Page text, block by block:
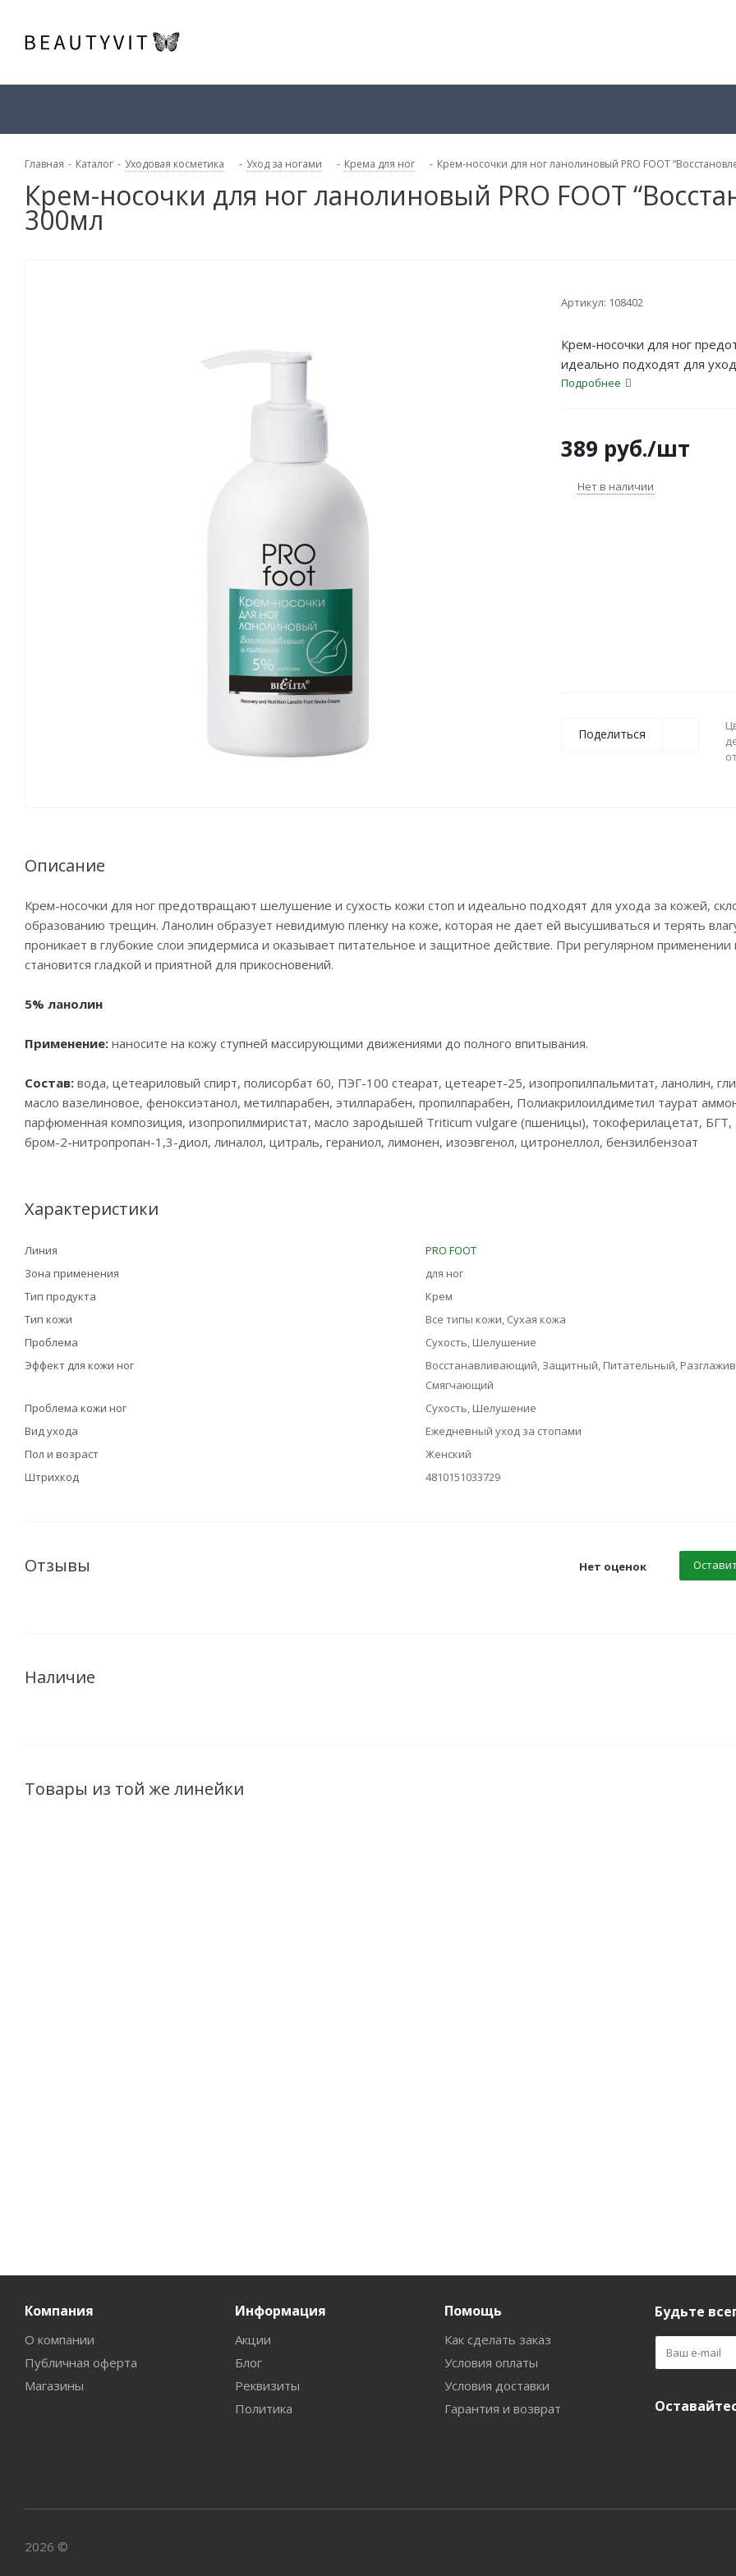
Главная - Каталог - Уходовая косметика - Уход за ногами - Крема для ног - Крем-носочки для ног ланолиновый PRO FOOT
Крем-носочки для ног ланолиновый PRO FOOT
300мл
Артикул: 108402
Крем-носочки для ног
идеально подходят для
Подробнее
389 руб./шт
Нет в наличии
Поделиться
Описание
Крем-носочки для ног предотвращают шелушение и сухость кожи стоп и идеально подходят для ухода за кожей,
образованию трещин. Ланолин образует невидимую пленку на коже, которая не дает ей высушиваться и терять
проникает в глубокие слои эпидермиса и оказывает питательное и защитное действие. При регулярном применении
становится гладкой и приятной для прикосновений.
5% ланолин
Применение: наносите на кожу ступней массирующими движениями до полного впитывания.
Состав: вода, цетеариловый спирт, полисорбат 60, ПЭГ-100 стеарат, цетеарет-25, изопропилпальмитат, ланолин,
масло вазелиновое, феноксиэтанол, метилпарабен, этилпарабен, пропилпарабен, Полиакрилоилдиметил таурат
парфюменная композиция, изопропилмиристат, масло зародышей Triticum vulgare (пшеницы), токоферилацетат, БГТ,
бром-2-нитропропан-1,3-диол, линалол, цитраль, гераниол, лимонен, изоэвгенол, цитронеллол, бензилбензоат
Характеристики
Линия
PRO FOOT
Зона применения
для ног
Тип продукта
Крем
Тип кожи
Все типы кожи, Сухая кожа
Проблема
Сухость, Шелушение
Эффект для кожи ног
Восстанавливающий, Защитный, Питательный,
Смягчающий
Проблема кожи ног
Сухость, Шелушение
Вид ухода
Ежедневный уход за стопами
Пол и возраст
Женский
Штрихкод
4810151033729
Отзывы Нет оценок
Наличие
Товары из той же линейки
Компания
О компании
Публичная оферта
Магазины
Информация
Акции
Блог
Реквизиты
Политика
Помощь
Как сделать заказ
Условия оплаты
Условия доставки
Гарантия и возврат
Будьте
2026 ©